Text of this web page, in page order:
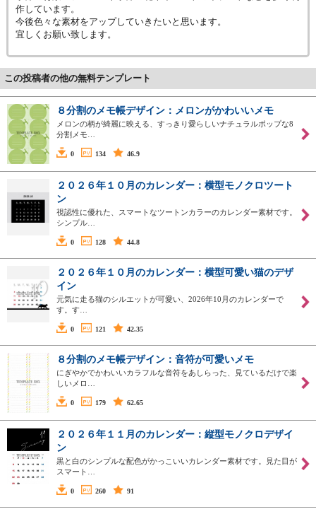
作しています。
今後色々な素材をアップしていきたいと思います。
宜しくお願い致します。
この投稿者の他の無料テンプレート
８分割のメモ帳デザイン：メロンがかわいいメモ
メロンの柄が綺麗に映える、すっきり愛らしいナチュラルポップな8
分割メモ…
0 134 46.9
２０２６年１０月のカレンダー：横型モノクロツート
ン
視認性に優れた、スマートなツートンカラーのカレンダー素材です。
シンプル…
0 128 44.8
２０２６年１０月のカレンダー：横型可愛い猫のデザ
イン
元気に走る猫のシルエットが可愛い、2026年10月のカレンダーで
す。す…
0 121 42.35
８分割のメモ帳デザイン：音符が可愛いメモ
にぎやかでかわいいカラフルな音符をあしらった、見ているだけで楽
しいメロ…
0 179 62.65
２０２６年１１月のカレンダー：縦型モノクロデザイ
ン
黒と白のシンプルな配色がかっこいいカレンダー素材です。見た目が
スマート…
0 260 91